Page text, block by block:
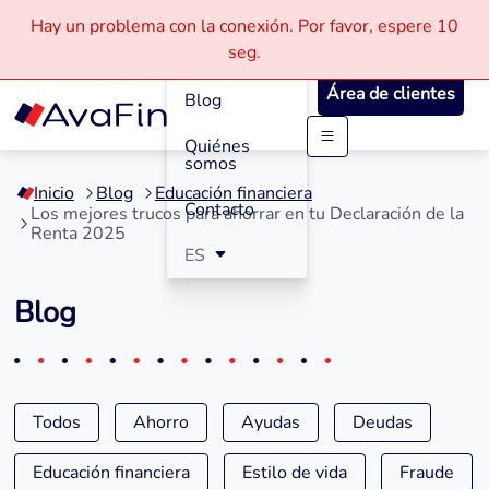
Saltar
contenido
Hay un problema con la conexión. Por favor, espere 10
seg.
Cómo
Funciona
Blog
Quiénes
somos
Contacto
ES
Área de clientes
Inicio Blog
Educación financiera
Los mejores trucos para ahorrar en tu Declaración de la
Renta 2025
Blog
Todos Ahorro Ayudas Deudas
Educación financiera Estilo de vida Fraude